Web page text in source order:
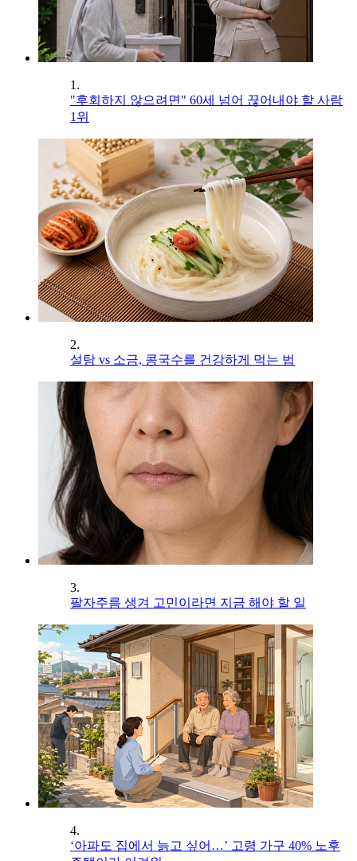
1.
"후회하지 않으려면" 60세 넘어 끊어내야 할 사람
1위
2.
설탕 vs 소금, 콩국수를 건강하게 먹는 법
3.
팔자주름 생겨 고민이라면 지금 해야 할 일
4.
‘아파도 집에서 늙고 싶어…’ 고령 가구 40% 노후